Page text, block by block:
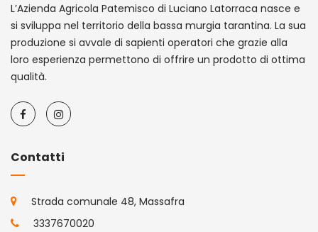
L’Azienda Agricola Patemisco di Luciano Latorraca nasce e
si sviluppa nel territorio della bassa murgia tarantina. La sua
produzione si avvale di sapienti operatori che grazie alla
loro esperienza permettono di offrire un prodotto di ottima
qualità.
Contatti
Strada comunale 48, Massafra
3337670020